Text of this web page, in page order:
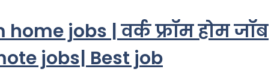
jobs | वर्क फ्रॉम होम जॉब
jobs| Best job